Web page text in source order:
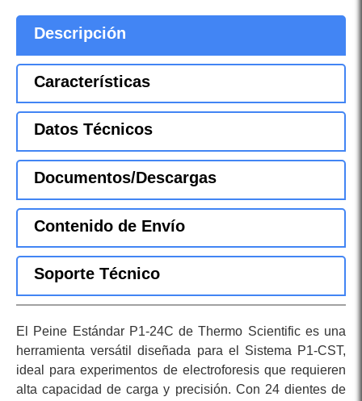
Descripción
Características
Datos Técnicos
Documentos/Descargas
Contenido de Envío
Soporte Técnico
El Peine Estándar P1-24C de Thermo Scientific es una
herramienta versátil diseñada para el Sistema P1-CST,
ideal para experimentos de electroforesis que requieren
alta capacidad de carga y precisión. Con 24 dientes de